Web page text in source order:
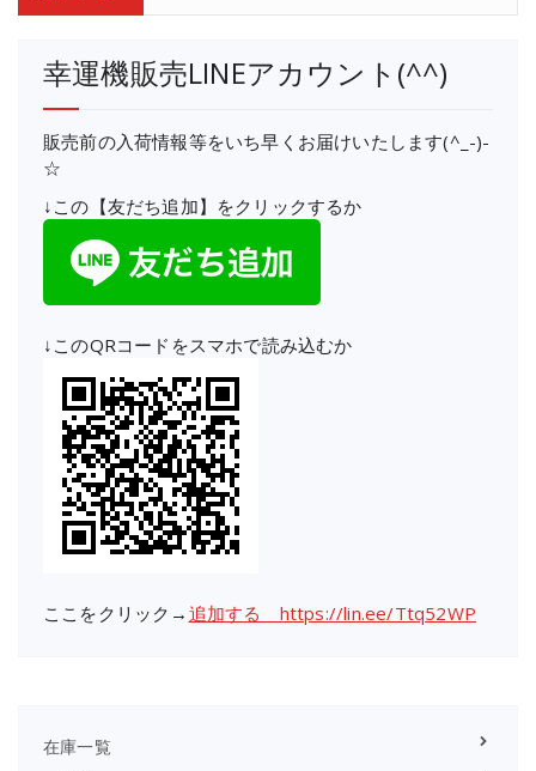
幸運機販売LINEアカウント(^^)
販売前の入荷情報等をいち早くお届けいたします(^_-)-
☆
↓この【友だち追加】をクリックするか
↓このQRコードをスマホで読み込むか
ここをクリック→ 追加する https://lin.ee/Ttq52WP
在庫一覧